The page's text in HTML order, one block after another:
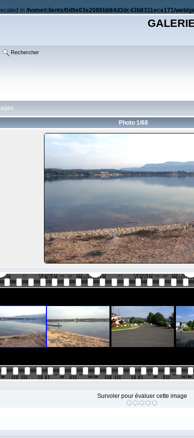
in/home/clients/0d9e03e2086bb84d3dc43b8311ece171/web/
Rechercher
Photo 1/68
Survoler pour évaluer cette image